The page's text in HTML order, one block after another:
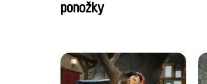
ponožky